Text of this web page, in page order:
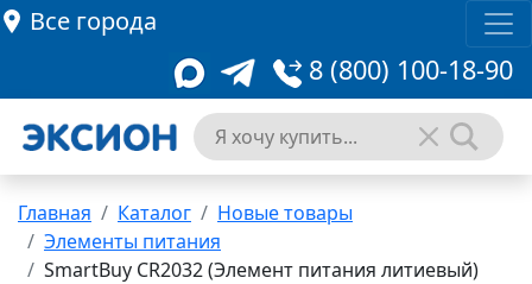
Все города
8 (800) 100-18-90
Главная Каталог
Новые товары
Элементы питания
SmartBuy CR2032 (Элемент питания литиевый)